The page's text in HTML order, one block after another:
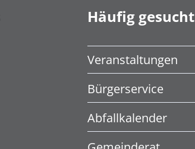
Häufig gesucht
Veranstaltungen
Bürgerservice
Abfallkalender